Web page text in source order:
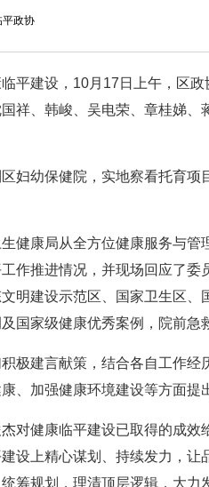
政协
平建设，10月17日上午，区
祥、韩峻、吴电荣、章桂娣
妇幼保健院，实地察看托育
健康局从全方位健康服务与
作推进情况，并现场回应了委
明建设示范区、国家卫生区
国家级健康优秀案例，院前急
极建言献策，结合各自工作
、加强健康环境建设等方面提
对健康临平建设已取得的成效
设上精心谋划、持续发力，
筹规划，理清顶层逻辑，大